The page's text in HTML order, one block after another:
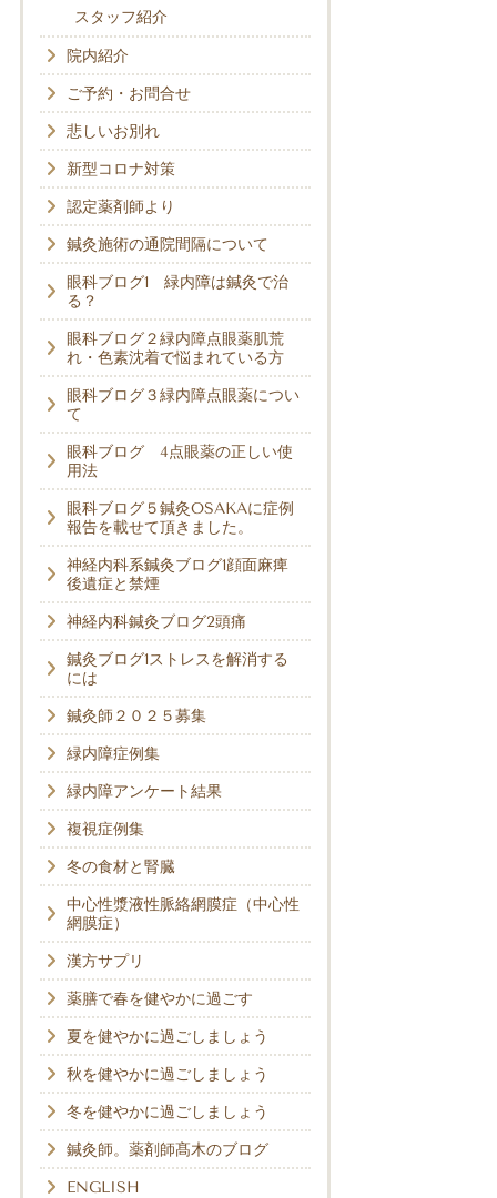
スタッフ紹介
院内紹介
ご予約・お問合せ
悲しいお別れ
新型コロナ対策
認定薬剤師より
鍼灸施術の通院間隔について
眼科ブログ1 緑内障は鍼灸で治
る？
眼科ブログ２緑内障点眼薬肌荒
れ・色素沈着で悩まれている方
眼科ブログ３緑内障点眼薬につい
て
眼科ブログ 4点眼薬の正しい使
用法
眼科ブログ５鍼灸OSAKAに症例
報告を載せて頂きました。
神経内科系鍼灸ブログ1顔面麻痺
後遺症と禁煙
神経内科鍼灸ブログ2頭痛
鍼灸ブログ1ストレスを解消する
には
鍼灸師２０２５募集
緑内障症例集
緑内障アンケート結果
複視症例集
冬の食材と腎臓
中心性漿液性脈絡網膜症（中心性
網膜症）
漢方サプリ
薬膳で春を健やかに過ごす
夏を健やかに過ごしましょう
秋を健やかに過ごしましょう
冬を健やかに過ごしましょう
鍼灸師。薬剤師髙木のブログ
ENGLISH